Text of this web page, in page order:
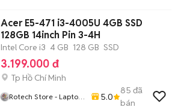
Acer E5-471 i3-4005U 4GB SSD
128GB 14inch Pin 3-4H
Intel Core i3 4 GB 128 GB SSD
3.199.000 đ
Tp Hồ Chí Minh
Rotech Store - Laptop
5.0
85 đã
bán